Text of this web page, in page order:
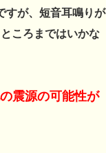
すが、短音耳鳴りが
ころまではいかな
震源の可能性が